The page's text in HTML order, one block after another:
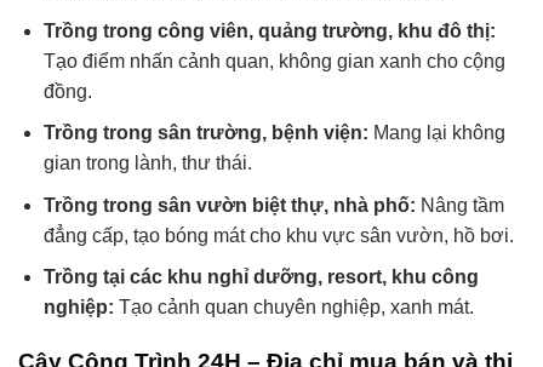
Trồng trong công viên, quảng trường, khu đô thị:
Tạo điểm nhấn cảnh quan, không gian xanh cho cộng
đồng.
Trồng trong sân trường, bệnh viện: Mang lại không
gian trong lành, thư thái.
Trồng trong sân vườn biệt thự, nhà phố: Nâng tầm
đẳng cấp, tạo bóng mát cho khu vực sân vườn, hồ bơi.
Trồng tại các khu nghỉ dưỡng, resort, khu công
nghiệp: Tạo cảnh quan chuyên nghiệp, xanh mát.
Cây Công Trình 24H – Địa chỉ mua bán và thi